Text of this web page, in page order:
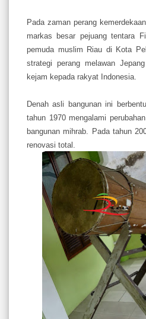
Pada zaman perang
markas besar pejuang tentara
pemuda muslim Riau di Kota
strategi perang melawan
kejam kepada rakyat Indonesia.
Denah asli bangunan ini
tahun 1970 mengalami
bangunan mihrab. Pada tahun
renovasi total.